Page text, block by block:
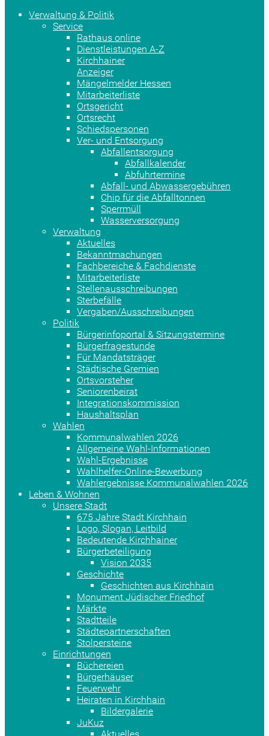
Verwaltung & Politik
Service
Rathaus online
Dienstleistungen A-Z
Kirchhainer
Anzeiger
Mängelmelder Hessen
Mitarbeiterliste
Ortsgericht
Ortsrecht
Schiedspersonen
Ver- und Entsorgung
Abfallentsorgung
Abfallkalender
Abfuhrtermine
Abfall- und Abwassergebühren
Chip für die Abfalltonnen
Sperrmüll
Wasserversorgung
Verwaltung
Aktuelles
Bekanntmachungen
Fachbereiche & Fachdienste
Mitarbeiterliste
Stellenausschreibungen
Sterbefälle
Vergaben/Ausschreibungen
Politik
Bürgerinfoportal & Sitzungstermine
Bürgerfragestunde
Für Mandatsträger
Städtische Gremien
Ortsvorsteher
Seniorenbeirat
Integrationskommission
Haushaltsplan
Wahlen
Kommunalwahlen 2026
Allgemeine Wahl-Informationen
Wahl-Ergebnisse
Wahlhelfer-Online-Bewerbung
Wahlergebnisse Kommunalwahlen 2026
Leben & Wohnen
Unsere Stadt
675 Jahre Stadt Kirchhain
Logo, Slogan, Leitbild
Bedeutende Kirchhainer
Bürgerbeteiligung
Vision 2035
Geschichte
Geschichten aus Kirchhain
Monument Jüdischer Friedhof
Märkte
Stadtteile
Städtepartnerschaften
Stolpersteine
Einrichtungen
Büchereien
Bürgerhäuser
Feuerwehr
Heiraten in Kirchhain
Bildergalerie
JuKuz